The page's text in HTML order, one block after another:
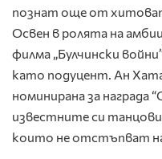
познат още от
Освен в ролята на
филма „Булчински
като подуцент. Ан
номинирана за награда
известните си
които не отстъпват